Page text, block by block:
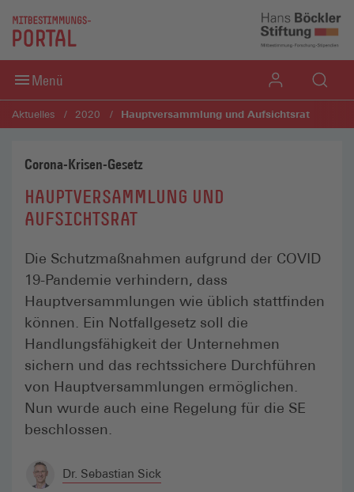
Direkt zum Inhaltsbereich
Direkt zum Fußbereich
Menü
Aktuelles 2020 Hauptversammlung und Aufsichtsrat
Corona-Krisen-Gesetz
HAUPTVERSAMMLUNG UND
AUFSICHTSRAT
Die Schutzmaßnahmen aufgrund der COVID
19-Pandemie verhindern, dass
Hauptversammlungen wie üblich stattfinden
können. Ein Notfallgesetz soll die
Handlungsfähigkeit der Unternehmen
sichern und das rechtssichere Durchführen
von Hauptversammlungen ermöglichen.
Nun wurde auch eine Regelung für die SE
beschlossen.
Dr. Sebastian Sick